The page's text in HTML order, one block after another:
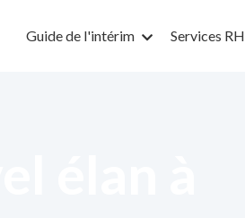
Guide de l'intérim Services RH